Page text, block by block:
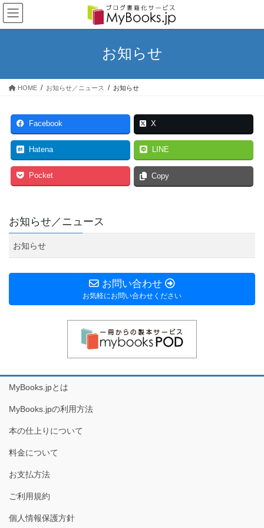
コ
ン
テ
ス
ナ
ビ
ゲ
ン
お知らせ
HOME お知らせ／ニュース お知らせ
Facebook X
Hatena LINE
Pocket Copy
お知らせ／ニュース
お知らせ
お問い合わせ
お気軽にお問い合わせください
MyBooks.jpとは
MyBooks.jpの利用方法
本の仕上りについて
料金について
お支払方法
ご利用規約
個人情報保護方針